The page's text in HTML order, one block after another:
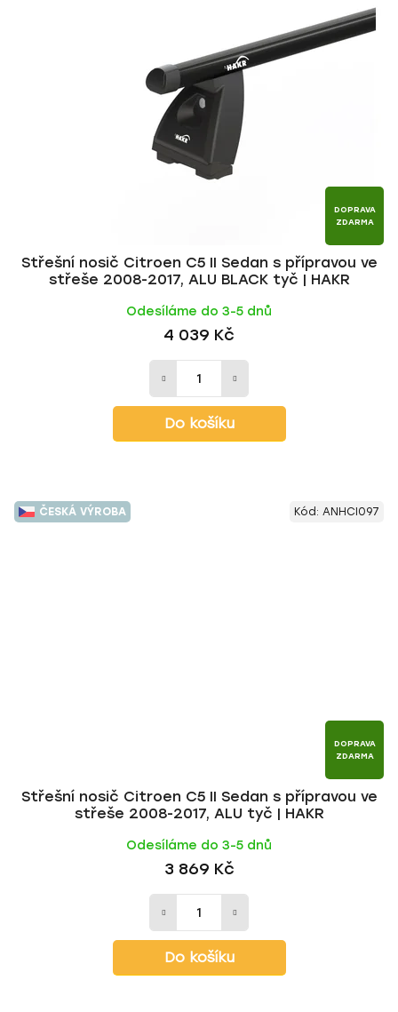
DOPRAVA
ZDARMA
Střešní nosič Citroen C5 II Sedan s přípravou ve
střeše 2008-2017, ALU BLACK tyč | HAKR
Odesíláme do 3-5 dnů
4 039 Kč
Do košíku
ČESKÁ VÝROBA
DOPRAVA
ZDARMA
Střešní nosič Citroen C5 II Sedan s přípravou ve
střeše 2008-2017, ALU tyč | HAKR
Odesíláme do 3-5 dnů
3 869 Kč
Do košíku
Kód: ANHCI097